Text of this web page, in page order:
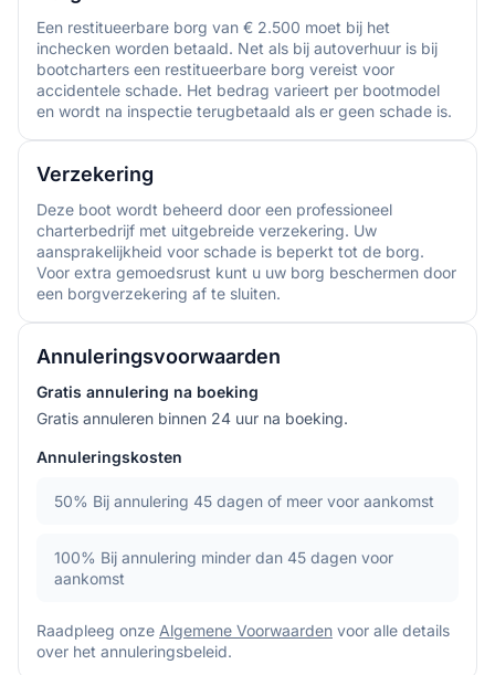
Een restitueerbare borg van € 2.500 moet bij het
inchecken worden betaald. Net als bij autoverhuur is bij
bootcharters een restitueerbare borg vereist voor
accidentele schade. Het bedrag varieert per bootmodel
en wordt na inspectie terugbetaald als er geen schade is.
Verzekering
Deze boot wordt beheerd door een professioneel
charterbedrijf met uitgebreide verzekering. Uw
aansprakelijkheid voor schade is beperkt tot de borg.
Voor extra gemoedsrust kunt u uw borg beschermen door
een borgverzekering af te sluiten.
Annuleringsvoorwaarden
Gratis annulering na boeking
Gratis annuleren binnen 24 uur na boeking.
Annuleringskosten
50% Bij annulering 45 dagen of meer voor aankomst
100% Bij annulering minder dan 45 dagen voor
aankomst
Raadpleeg onze Algemene Voorwaarden voor alle details
over het annuleringsbeleid.